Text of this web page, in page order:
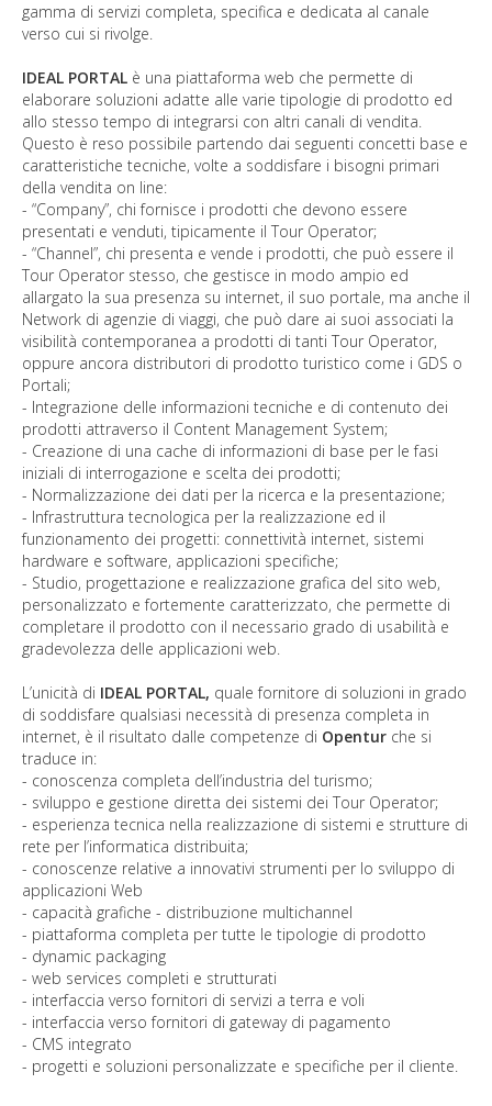
gamma di servizi completa, specifica e dedicata al canale
verso cui si rivolge.
IDEAL PORTAL è una piattaforma web che permette di
elaborare soluzioni adatte alle varie tipologie di prodotto ed
allo stesso tempo di integrarsi con altri canali di vendita.
Questo è reso possibile partendo dai seguenti concetti base e
caratteristiche tecniche, volte a soddisfare i bisogni primari
della vendita on line:
- “Company”, chi fornisce i prodotti che devono essere
presentati e venduti, tipicamente il Tour Operator;
- “Channel”, chi presenta e vende i prodotti, che può essere il
Tour Operator stesso, che gestisce in modo ampio ed
allargato la sua presenza su internet, il suo portale, ma anche il
Network di agenzie di viaggi, che può dare ai suoi associati la
visibilità contemporanea a prodotti di tanti Tour Operator,
oppure ancora distributori di prodotto turistico come i GDS o
Portali;
- Integrazione delle informazioni tecniche e di contenuto dei
prodotti attraverso il Content Management System;
- Creazione di una cache di informazioni di base per le fasi
iniziali di interrogazione e scelta dei prodotti;
- Normalizzazione dei dati per la ricerca e la presentazione;
- Infrastruttura tecnologica per la realizzazione ed il
funzionamento dei progetti: connettività internet, sistemi
hardware e software, applicazioni specifiche;
- Studio, progettazione e realizzazione grafica del sito web,
personalizzato e fortemente caratterizzato, che permette di
completare il prodotto con il necessario grado di usabilità e
gradevolezza delle applicazioni web.
L’unicità di IDEAL PORTAL, quale fornitore di soluzioni in grado
di soddisfare qualsiasi necessità di presenza completa in
internet, è il risultato dalle competenze di Opentur che si
traduce in:
- conoscenza completa dell’industria del turismo;
- sviluppo e gestione diretta dei sistemi dei Tour Operator;
- esperienza tecnica nella realizzazione di sistemi e strutture di
rete per l’informatica distribuita;
- conoscenze relative a innovativi strumenti per lo sviluppo di
applicazioni Web
- capacità grafiche - distribuzione multichannel
- piattaforma completa per tutte le tipologie di prodotto
- dynamic packaging
- web services completi e strutturati
- interfaccia verso fornitori di servizi a terra e voli
- interfaccia verso fornitori di gateway di pagamento
- CMS integrato
- progetti e soluzioni personalizzate e specifiche per il cliente.